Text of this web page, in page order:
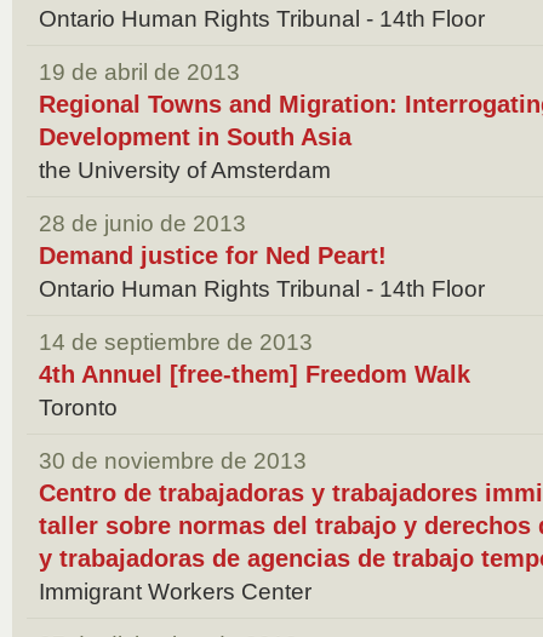
Ontario Human Rights Tribunal - 14th Floor
19 de abril de 2013
Regional Towns and Migration:
Development in South Asia
the University of Amsterdam
28 de junio de 2013
Demand justice for Ned Peart!
Ontario Human Rights Tribunal - 14th Floor
14 de septiembre de 2013
4th Annuel [free-them] Freedom Walk
Toronto
30 de noviembre de 2013
Centro de trabajadoras y trabajadores
taller sobre normas del trabajo y derechos
y trabajadoras de agencias de trabajo
Immigrant Workers Center